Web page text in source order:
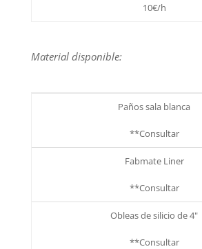
10€/h
Material disponible:
Paños sala blanca
**Consultar
Fabmate Liner
**Consultar
Obleas de silicio de 4"
**Consultar